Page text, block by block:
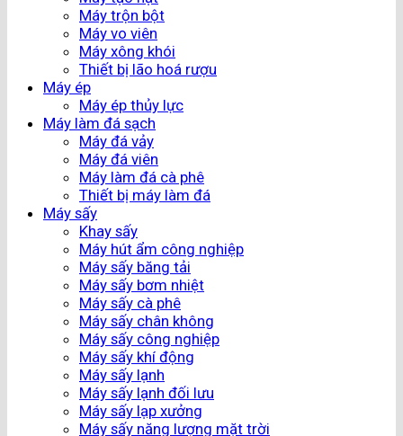
Máy trộn bột
Máy vo viên
Máy xông khói
Thiết bị lão hoá rượu
Máy ép
Máy ép thủy lực
Máy làm đá sạch
Máy đá vảy
Máy đá viên
Máy làm đá cà phê
Thiết bị máy làm đá
Máy sấy
Khay sấy
Máy hút ẩm công nghiệp
Máy sấy băng tải
Máy sấy bơm nhiệt
Máy sấy cà phê
Máy sấy chân không
Máy sấy công nghiệp
Máy sấy khí động
Máy sấy lạnh
Máy sấy lạnh đối lưu
Máy sấy lạp xưởng
Máy sấy năng lượng mặt trời